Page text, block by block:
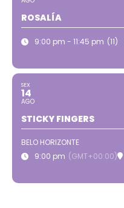
ROSALÍA
9:00 pm - 11:45 pm (11)
SEX
14
AGO
STICKY FINGERS
BELO HORIZONTE
9:00 pm (GMT+00:00)